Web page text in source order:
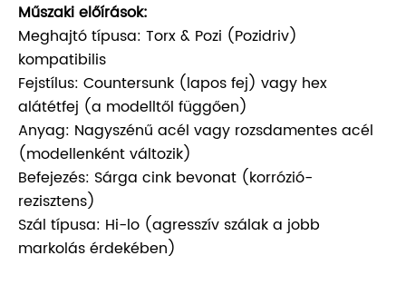
Műszaki előírások:
Meghajtó típusa: Torx & Pozi (Pozidriv)
kompatibilis
Fejstílus: Countersunk (lapos fej) vagy hex
alátétfej (a modelltől függően)
Anyag: Nagyszénű acél vagy rozsdamentes acél
(modellenként változik)
Befejezés: Sárga cink bevonat (korrózió-
rezisztens)
Szál típusa: Hi-lo (agresszív szálak a jobb
markolás érdekében)